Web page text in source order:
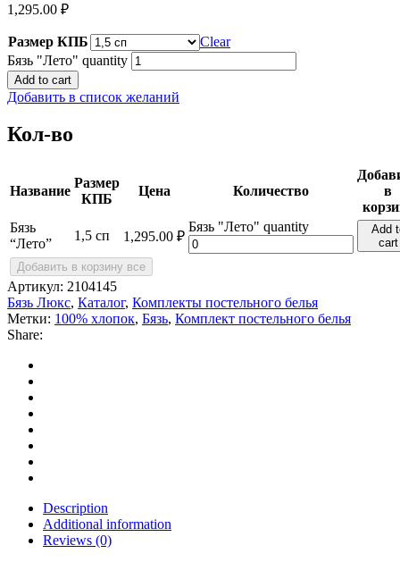
1,295.00 ₽
Размер КПБ
Clear
Бязь "Лето" quantity
Add to cart
Добавить в список желаний
Кол-во
Название
Размер
КПБ
Цена Количество
в
Бязь
“Лето”
1,5 сп 1,295.00 ₽
Бязь "Лето" quantity
Add
cart
Добавить в корзину все
Артикул: 2104145
Бязь Люкс, Каталог, Комплекты постельного белья
Метки: 100% хлопок, Бязь, Комплект постельного белья
Share:
Description
Additional information
Reviews (0)